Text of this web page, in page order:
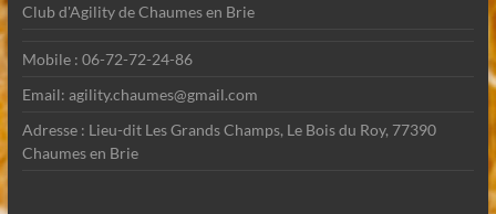
Club d'Agility de Chaumes en Brie
Mobile : 06-72-72-24-86
Email: agility.chaumes@gmail.com
Adresse : Lieu-dit Les Grands Champs, Le Bois du Roy, 77390
Chaumes en Brie